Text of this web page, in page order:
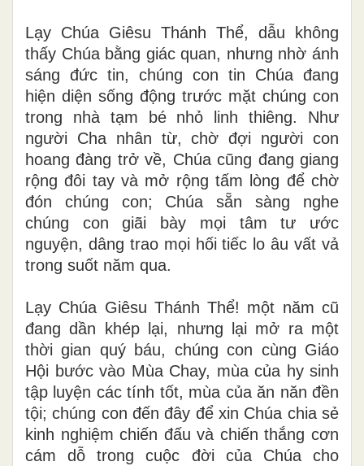
Lạy Chúa Giêsu Thánh Thể, dẫu không
thấy Chúa bằng giác quan, nhưng nhờ ánh
sáng đức tin, chúng con tin Chúa đang
hiện diện sống động trước mặt chúng con
trong nhà tạm bé nhỏ linh thiêng. Như
người Cha nhân từ, chờ đợi người con
hoang đàng trở về, Chúa cũng đang giang
rộng đôi tay và mở rộng tấm lòng để chờ
đón chúng con; Chúa sẵn sàng nghe
chúng con giãi bày mọi tâm tư ước
nguyện, dâng trao mọi hối tiếc lo âu vất vả
trong suốt năm qua.
Lạy Chúa Giêsu Thánh Thể! một năm cũ
đang dần khép lại, nhưng lại mở ra một
thời gian quý báu, chúng con cùng Giáo
Hội bước vào Mùa Chay, mùa của hy sinh
tập luyện các tính tốt, mùa của ăn năn đền
tội; chúng con đến đây để xin Chúa chia sẻ
kinh nghiệm chiến đấu và chiến thắng cơn
cám dỗ trong cuộc đời của Chúa cho